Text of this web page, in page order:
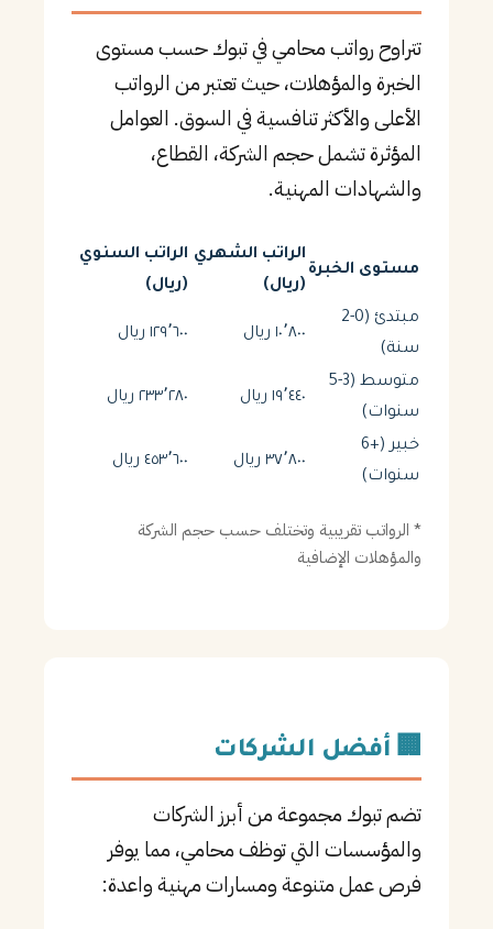
تتراوح رواتب محامي في تبوك حسب مستوى
الخبرة والمؤهلات، حيث تعتبر من الرواتب
الأعلى والأكثر تنافسية في السوق. العوامل
المؤثرة تشمل حجم الشركة، القطاع،
والشهادات المهنية.
مستوى الخبرة
الراتب الشهري
(ريال)
الراتب السنوي
(ريال)
مبتدئ (0-2
سنة)
١٠٬٨٠٠ ريال ١٢٩٬٦٠٠ ريال
متوسط (3-5
سنوات)
١٩٬٤٤٠ ريال ٢٣٣٬٢٨٠ ريال
خبير (+6
سنوات)
٣٧٬٨٠٠ ريال ٤٥٣٬٦٠٠ ريال
* الرواتب تقريبية وتختلف حسب حجم الشركة
والمؤهلات الإضافية
🏢 أفضل الشركات
تضم تبوك مجموعة من أبرز الشركات
والمؤسسات التي توظف محامي، مما يوفر
فرص عمل متنوعة ومسارات مهنية واعدة: